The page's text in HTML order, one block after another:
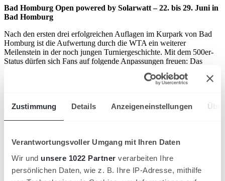
Zustimmung Details Anzeigeneinstellungen
Verantwortungsvoller Umgang mit Ihren Daten
Wir und unsere 1022 Partner verarbeiten Ihre
persönlichen Daten, wie z. B. Ihre IP-Adresse, mithilfe
Bad Homburg Open powered by Solarwatt – 22. bis 29. Juni in
Bad Homburg
Nach den ersten drei erfolgreichen Auflagen im Kurpark von Bad
Homburg ist die Aufwertung durch die WTA ein weiterer
Meilenstein in der noch jungen Turniergeschichte. Mit dem 500er-
Status dürfen sich Fans auf folgende Anpassungen freuen: Das
Preisgeld der Bad Homburg Open powered by Solarwatt wird auf
knapp 1 Million US-Dollar verdreifacht – außerdem werden doppelt
so viele Weltranglistenpunkte wie bisher vergeben.
Vorteilewird in einer neuen Registerkarte geöffnetfür Premium-
Gültig bis 22.6.2024
Hamburg Open – 13. bis 21. Juli in Hamburg
Die Hamburg Open finden 2024 bereits zum 118. Mal statt.